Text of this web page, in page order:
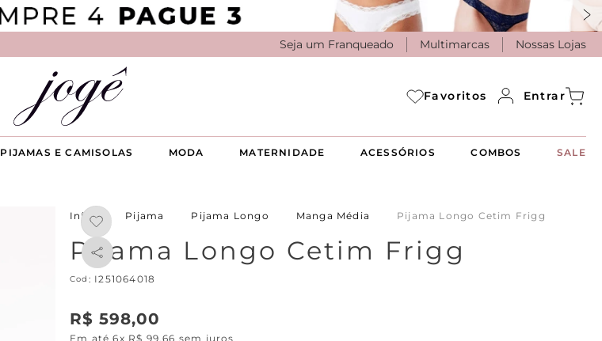
Seja um Franqueado Multimarcas Nossas Lojas
Favoritos Entrar
PIJAMAS E CAMISOLAS MODA MATERNIDADE ACESSÓRIOS COMBOS SALE
Pijama Pijama Longo Manga Média Pijama Longo Cetim Frigg
Pijama Longo Cetim Frigg
: I251064018
R$ 598,00
Em até6x R$ 99,66 sem juros